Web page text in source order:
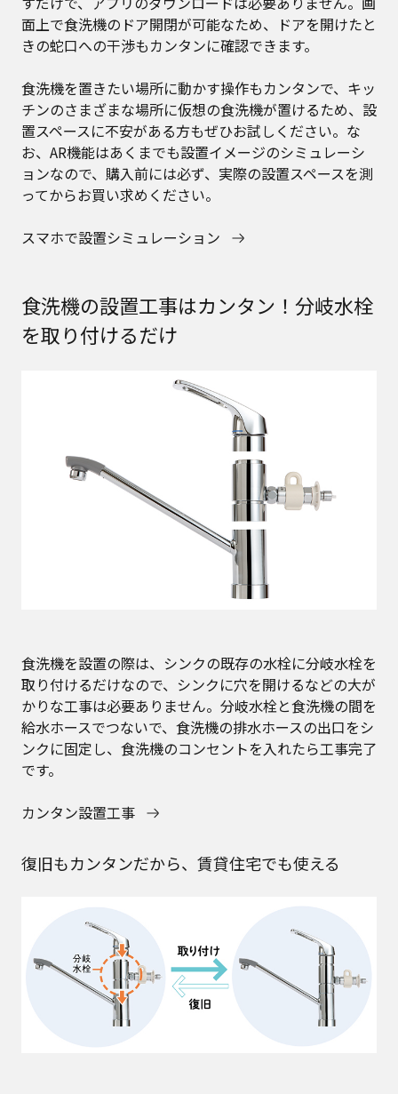
面上で食洗機のドア開閉が可能なため、ドアを開けたと
きの蛇口への干渉もカンタンに確認できます。
食洗機を置きたい場所に動かす操作もカンタンで、キッ
チンのさまざまな場所に仮想の食洗機が置けるため、設
置スペースに不安がある方もぜひお試しください。な
お、AR機能はあくまでも設置イメージのシミュレーシ
ョンなので、購入前には必ず、実際の設置スペースを測
ってからお買い求めください。
スマホで設置シミュレーション
食洗機の設置工事はカンタン！分岐水栓
を取り付けるだけ
食洗機を設置の際は、シンクの既存の水栓に分岐水栓を
取り付けるだけなので、シンクに穴を開けるなどの大が
かりな工事は必要ありません。分岐水栓と食洗機の間を
給水ホースでつないで、食洗機の排水ホースの出口をシ
ンクに固定し、食洗機のコンセントを入れたら工事完了
です。
カンタン設置工事
復旧もカンタンだから、賃貸住宅でも使える